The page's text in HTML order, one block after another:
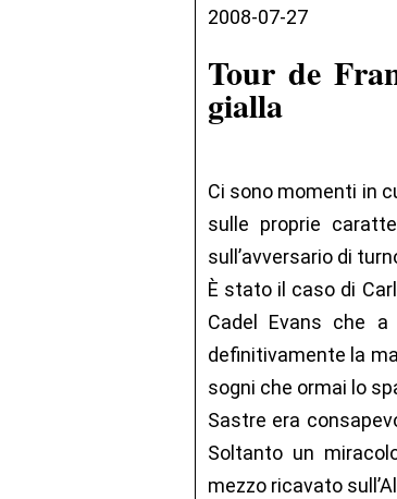
2008-07-27
Tour de
gialla
Ci sono momenti in
sulle proprie
sull’avversario di
È stato il caso di
Cadel Evans che a
definitivamente la
sogni che ormai lo
Sastre era
Soltanto un
mezzo ricavato